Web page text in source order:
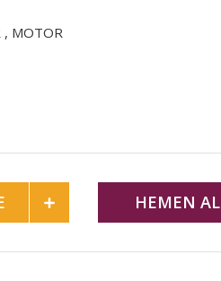
, MOTOR
HEMEN AL